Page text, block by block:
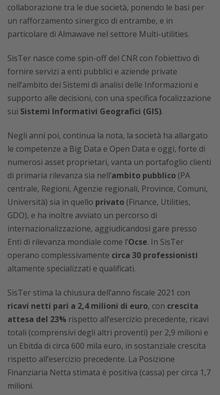
collaborazione tra le due società, ponendo le basi per
un rafforzamento sinergico di entrambe, e in
particolare di Almawave nel settore Multi-utilities.
SisTer nasce come spin-off del CNR con l’obiettivo di
fornire servizi a enti pubblici e aziende private
nell’ambito dei Sistemi di analisi delle Informazioni e
supporto alle decisioni, con una specifica focalizzazione
sui Sistemi Informativi Geografici (GIS).
Negli anni poi, continua la nota, la società ha allargato
le competenze a Big Data e Open Data e oggi, forte di
numerosi asset proprietari, vanta un portafoglio clienti
di primaria rilevanza sia nell’ambito pubblico (PA
centrale, Regioni, Agenzie regionali, Province, Comuni,
Università) sia in quello privato (Finance, Utilities,
GDO), e ha inoltre avviato un percorso di
internazionalizzazione, aggiudicandosi gare presso
Enti di rilevanza mondiale come l’Ocse. In SisTer
operano complessivamente circa 30 professionisti
altamente specializzati e qualificati.
SisTer stima la chiusura dell’anno fiscale 2021 con
ricavi netti pari a 2,4 milioni di euro, con crescita
attesa del 23% rispetto all’esercizio precedente, ricavi
totali (comprensivi degli altri proventi) per 2,9 milioni e
un Ebitda di circa 600 mila euro, in sostanziale crescita
rispetto all’esercizio precedente. La Posizione
Finanziaria Netta stimata è positiva (cassa) per circa 1,7
milioni.